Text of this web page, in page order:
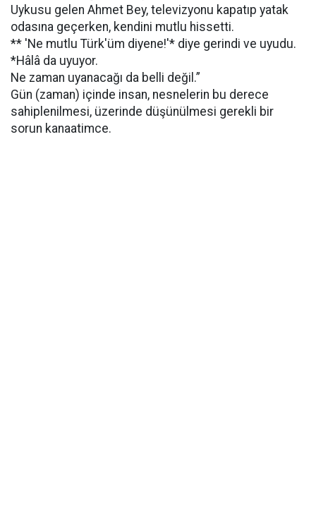
Uykusu gelen Ahmet Bey, televizyonu kapatıp yatak
odasına geçerken, kendini mutlu hissetti.
** 'Ne mutlu Türk'üm diyene!'* diye gerindi ve uyudu.
*Hâlâ da uyuyor.
Ne zaman uyanacağı da belli değil.”
Gün (zaman) içinde insan, nesnelerin bu derece
sahiplenilmesi, üzerinde düşünülmesi gerekli bir
sorun kanaatimce.